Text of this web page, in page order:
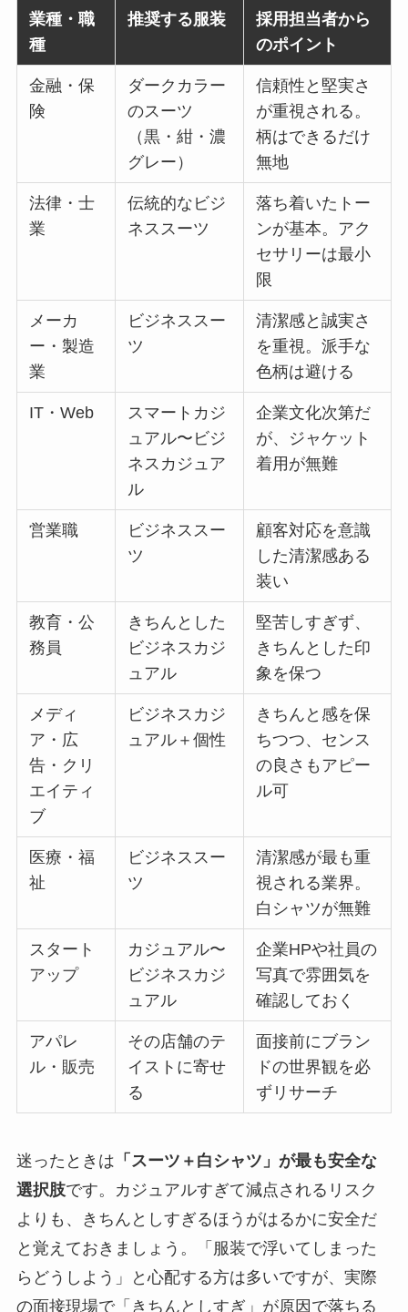
業種・職
種
推奨する服装
採用担当者から
のポイント
金融・保
険
ダークカラー
のスーツ
（黒・紺・濃
グレー）
信頼性と堅実さ
が重視される。
柄はできるだけ
無地
法律・士
業
伝統的なビジ
ネススーツ
落ち着いたトー
ンが基本。アク
セサリーは最小
限
メーカ
ー・製造
業
ビジネススー
ツ
清潔感と誠実さ
を重視。派手な
色柄は避ける
IT・Web
スマートカジ
ュアル〜ビジ
ネスカジュア
ル
企業文化次第だ
が、ジャケット
着用が無難
営業職
ビジネススー
ツ
顧客対応を意識
した清潔感ある
装い
教育・公
務員
きちんとした
ビジネスカジ
ュアル
堅苦しすぎず、
きちんとした印
象を保つ
メディ
ア・広
告・クリ
エイティ
ブ
ビジネスカジ
ュアル＋個性
きちんと感を保
ちつつ、センス
の良さもアピー
ル可
医療・福
祉
ビジネススー
ツ
清潔感が最も重
視される業界。
白シャツが無難
スタート
アップ
カジュアル〜
ビジネスカジ
ュアル
企業HPや社員の
写真で雰囲気を
確認しておく
アパレ
ル・販売
その店舗のテ
イストに寄せ
る
面接前にブラン
ドの世界観を必
ずリサーチ
迷ったときは 「スーツ＋白シャツ」が最も安全な
選択肢です。カジュアルすぎて減点されるリスク
よりも、きちんとしすぎるほうがはるかに安全だ
と覚えておきましょう。「服装で浮いてしまった
らどうしよう」と心配する方は多いですが、実際
の面接現場で「きちんとしすぎ」が原因で落ちる